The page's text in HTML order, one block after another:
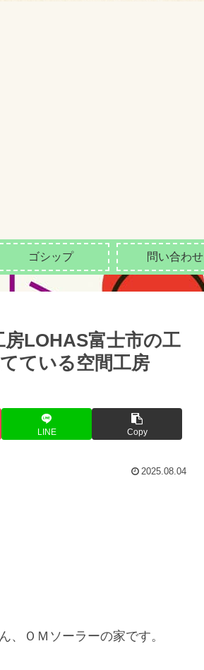
ゴシップ 問い合わせ
LOHAS富士市の工
ている空間工房
LINE Copy
2025.08.04
、ＯＭソーラーの家です。